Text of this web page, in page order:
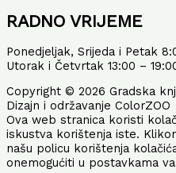
RADNO VRIJEME
Ponedjeljak, Srijeda i Petak
Utorak i Četvrtak 13:00 –
Copyright © 2026 Gradska
Dizajn i održavanje ColorZOO
Ova web stranica koristi
iskustva korištenja iste.
našu policu korištenja
onemogućiti u postavkama